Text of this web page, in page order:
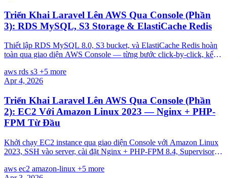
Triển Khai Laravel Lên AWS Qua Console (Phần
3): RDS MySQL, S3 Storage & ElastiCache Redis
Thiết lập RDS MySQL 8.0, S3 bucket, và ElastiCache Redis hoàn
toàn qua giao diện AWS Console — từng bước click-by-click, kết
aws rds s3 +5 more
Apr 4, 2026
Triển Khai Laravel Lên AWS Qua Console (Phần
2): EC2 Với Amazon Linux 2023 — Nginx + PHP-
FPM Từ Đầu
Khởi chạy EC2 instance qua giao diện Console với Amazon Linux
2023, SSH vào server, cài đặt Nginx + PHP-FPM 8.4, Supervisor
aws ec2 amazon-linux +5 more